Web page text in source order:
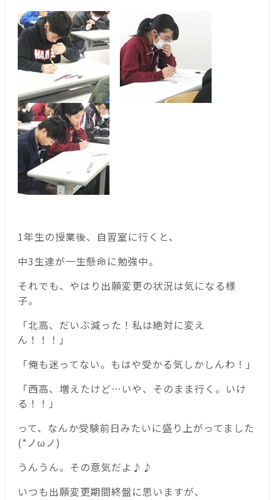
1年生の授業後、自習室に行くと、
中3生達が一生懸命に勉強中。
それでも、やはり出願変更の状況は気になる様
子。
「北高、だいぶ減った！私は絶対に変え
ん！！！」
「俺も迷ってない。もはや受かる気しかしんわ！」
「西高、増えたけど…いや、そのまま行く。いけ
る！！」
って、なんか受験前日みたいに盛り上がってました
(*ノωノ)
うんうん。その意気だよ♪♪
いつも出願変更期間終盤に思いますが、